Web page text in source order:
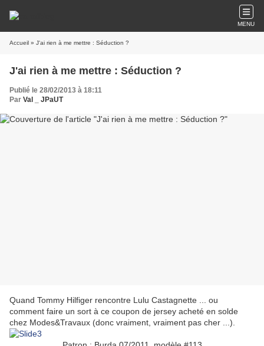
MENU
Accueil » J'ai rien à me mettre : Séduction ?
J'ai rien à me mettre : Séduction ?
Publié le 28/02/2013 à 18:11
Par Val _ JPaUT
Quand Tommy Hilfiger rencontre Lulu Castagnette ... ou
comment faire un sort à ce coupon de jersey acheté en solde
chez Modes&Travaux (donc vraiment, vraiment pas cher ...).